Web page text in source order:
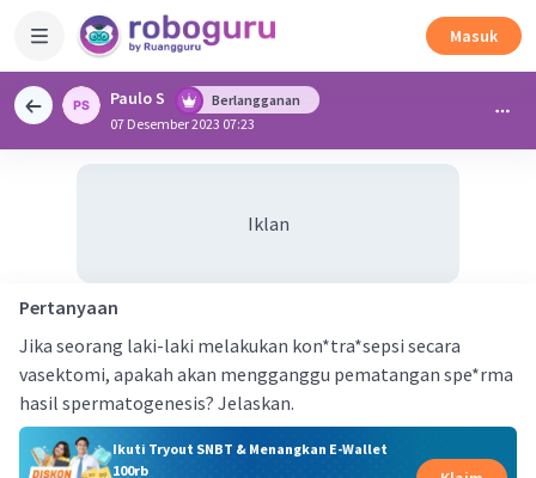
Masuk
Paulo S
Berlangganan
07 Desember 2023 07:23
Iklan
Pertanyaan
Jika seorang laki-laki melakukan kon*tra*sepsi secara
vasektomi, apakah akan mengganggu pematangan spe*rma
hasil spermatogenesis? Jelaskan.
Ikuti Tryout SNBT & Menangkan E-Wallet
100rb